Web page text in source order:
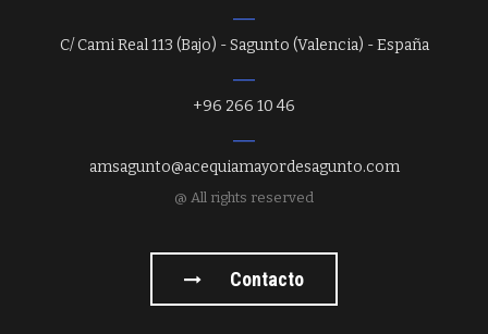
C/ Cami Real 113 (Bajo) - Sagunto (Valencia) - España
+96 266 10 46
amsagunto@acequiamayordesagunto.com
@ All rights reserved
Contacto